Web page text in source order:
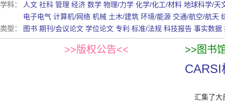
学科： 人文 社科 管理 经济 数学 物理/力学 化学/化工/材料 地球科学/天
电子电气 计算机/网络 机械 土木/建筑 环境/能源 交通/航空/航天
类型：
图书 期刊/会议论文 学位论文 专利 标准/法规 科技报告 事实数据
>>版权公告<< >>图书
汇集了大